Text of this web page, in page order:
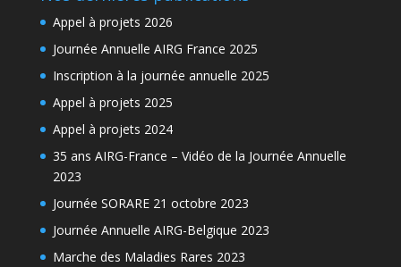
Appel à projets 2026
Journée Annuelle AIRG France 2025
Inscription à la journée annuelle 2025
Appel à projets 2025
Appel à projets 2024
35 ans AIRG-France – Vidéo de la Journée Annuelle
2023
Journée SORARE 21 octobre 2023
Journée Annuelle AIRG-Belgique 2023
Marche des Maladies Rares 2023